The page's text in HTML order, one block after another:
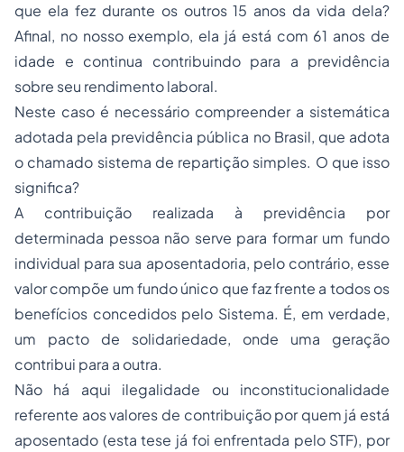
que ela fez durante os outros 15 anos da vida dela?
Afinal, no nosso exemplo, ela já está com 61 anos de
idade e continua contribuindo para a previdência
sobre seu rendimento laboral.
Neste caso é necessário compreender a sistemática
adotada pela previdência pública no Brasil, que adota
o chamado sistema de repartição simples. O que isso
significa?
A contribuição realizada à previdência por
determinada pessoa não serve para formar um fundo
individual para sua aposentadoria, pelo contrário, esse
valor compõe um fundo único que faz frente a todos os
benefícios concedidos pelo Sistema. É, em verdade,
um pacto de solidariedade, onde uma geração
contribui para a outra.
Não há aqui ilegalidade ou inconstitucionalidade
referente aos valores de contribuição por quem já está
aposentado (esta tese já foi enfrentada pelo STF), por